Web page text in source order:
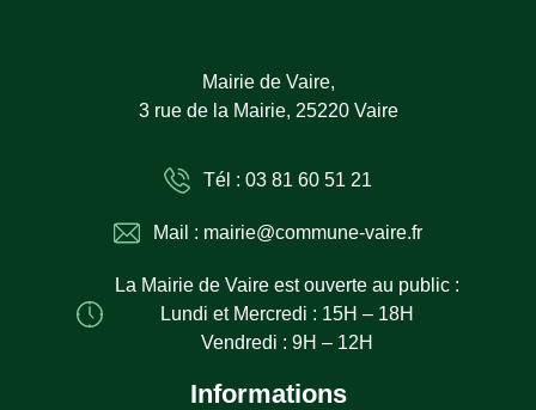
Mairie de Vaire,
3 rue de la Mairie, 25220 Vaire
Tél : 03 81 60 51 21
Mail : mairie@commune-vaire.fr
La Mairie de Vaire est ouverte au public :
Lundi et Mercredi : 15H – 18H
Vendredi : 9H – 12H
Informations